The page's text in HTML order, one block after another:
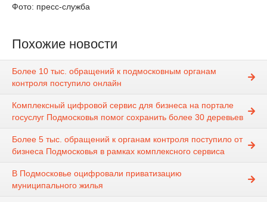
Фото: пресс-служба
Похожие новости
Более 10 тыс. обращений к подмосковным органам
контроля поступило онлайн
Комплексный цифровой сервис для бизнеса на портале
госуслуг Подмосковья помог сохранить более 30 деревьев
Более 5 тыс. обращений к органам контроля поступило от
бизнеса Подмосковья в рамках комплексного сервиса
В Подмосковье оцифровали приватизацию
муниципального жилья